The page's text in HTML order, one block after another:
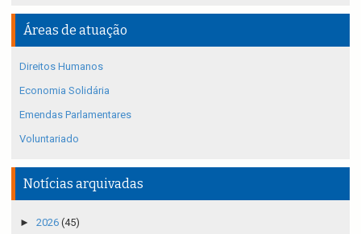
Áreas de atuação
Direitos Humanos
Economia Solidária
Emendas Parlamentares
Voluntariado
Notícias arquivadas
► 2026 (45)